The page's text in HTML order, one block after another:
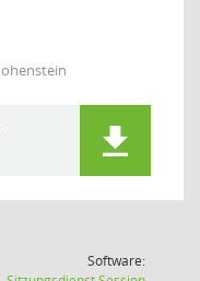
Software: